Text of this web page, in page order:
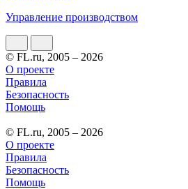
Управление производством
© FL.ru, 2005 – 2026
О проекте
Правила
Безопасность
Помощь
© FL.ru, 2005 – 2026
О проекте
Правила
Безопасность
Помощь